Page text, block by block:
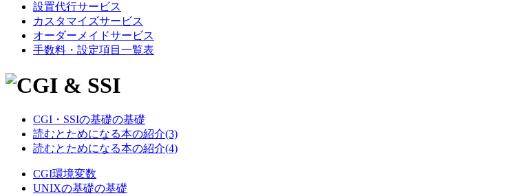
設置代行サービス
カスタマイズサービス
オーダーメイドサービス
手数料・設定項目一覧表
CGI・SSIの基礎の基礎
読むとためになる本の紹介(3)
読むとためになる本の紹介(4)
CGI環境変数
UNIXの基礎の基礎